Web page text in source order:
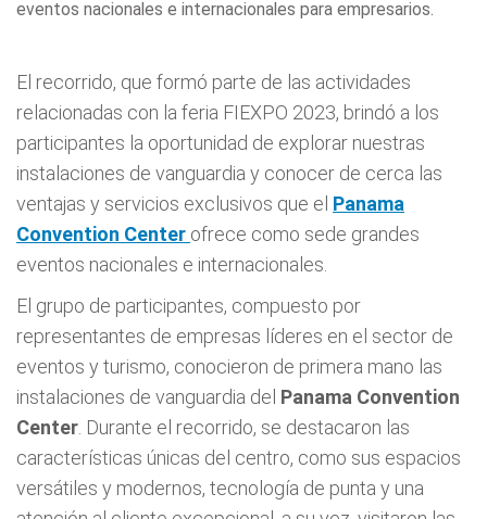
eventos nacionales e internacionales para empresarios.
El recorrido, que formó parte de las actividades
relacionadas con la feria FIEXPO 2023, brindó a los
participantes la oportunidad de explorar nuestras
instalaciones de vanguardia y conocer de cerca las
ventajas y servicios exclusivos que el Panama
Convention Center ofrece como sede grandes
eventos nacionales e internacionales.
El grupo de participantes, compuesto por
representantes de empresas líderes en el sector de
eventos y turismo, conocieron de primera mano las
instalaciones de vanguardia del Panama Convention
Center . Durante el recorrido, se destacaron las
características únicas del centro, como sus espacios
versátiles y modernos, tecnología de punta y una